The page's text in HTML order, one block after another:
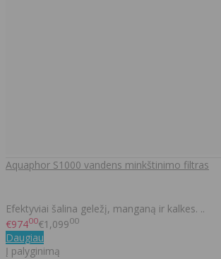
Aquaphor S1000 vandens minkštinimo filtras
Efektyviai šalina geležį, manganą ir kalkes. ..
€97400€1,09900
Daugiau
Į palyginimą